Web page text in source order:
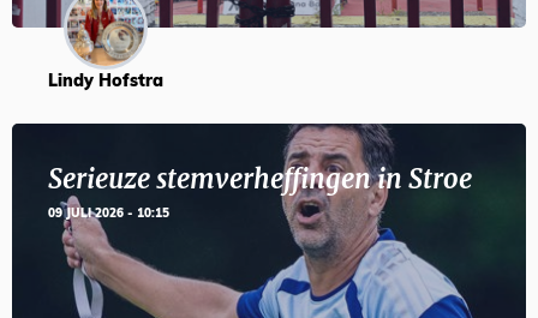
Lindy Hofstra
Serieuze stemverheffingen in Stroe
09 JULI 2026 - 10:15